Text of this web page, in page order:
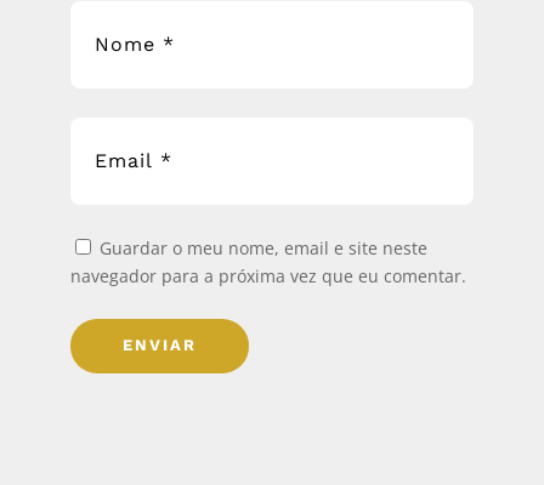
Guardar o meu nome, email e site neste
navegador para a próxima vez que eu comentar.
ENVIAR